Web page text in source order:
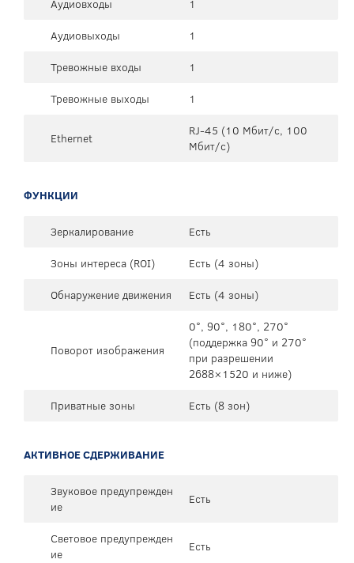
Аудиовходы
1
Аудиовыходы
1
Тревожные входы
1
Тревожные выходы
1
Ethernet
RJ-45 (10 Мбит/с, 100
Мбит/с)
ФУНКЦИИ
Зеркалирование
Есть
Зоны интереса (ROI)
Есть (4 зоны)
Обнаружение движения
Есть (4 зоны)
Поворот изображения
0°, 90°, 180°, 270°
(поддержка 90° и 270°
при разрешении
2688×1520 и ниже)
Приватные зоны
Есть (8 зон)
АКТИВНОЕ СДЕРЖИВАНИЕ
Звуковое предупрежден
ие
Есть
Световое предупрежден
ие
Есть